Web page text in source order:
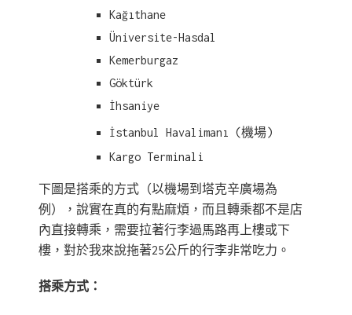
Kağıthane
Üniversite-Hasdal​​
Kemerburgaz
Göktürk
İhsaniye
İstanbul Havalimanı (機場)
Kargo Terminali
下圖是搭乘的方式（以機場到塔克辛廣場為
例），說實在真的有點麻煩，而且轉乘都不是店
內直接轉乘，需要拉著行李過馬路再上樓或下
樓，對於我來說拖著25公斤的行李非常吃力。
搭乘方式：